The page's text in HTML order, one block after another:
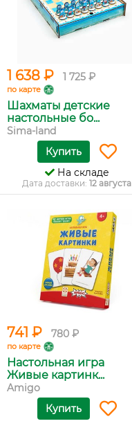
1 638 ₽ 1 725 ₽
по карте
Шахматы детские
настольные бо...
Sima-land
Купить
На складе
Дата доставки: 12 августа
741 ₽ 780 ₽
по карте
Настольная игра
Живые картинк...
Amigo
Купить